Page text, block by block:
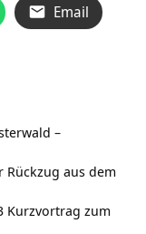
Email
–
Rückzug aus dem
Kurzvortrag zum